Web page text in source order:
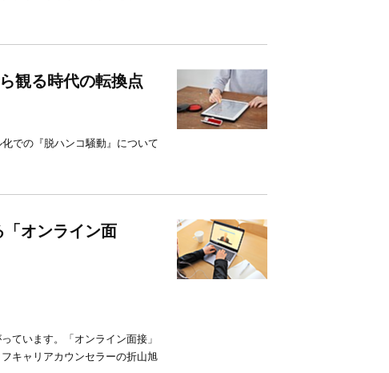
観る時代の転換点
での『脱ハンコ騒動』について
オンライン面
ています。「オンライン面接」
キャリアカウンセラーの折山旭